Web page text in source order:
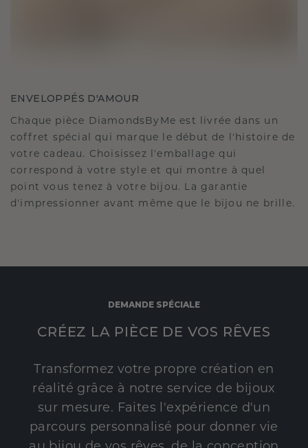
ENVELOPPÉS D'AMOUR
Chaque pièce DiamondsByMe est livrée dans un
coffret spécial qui marque le début de l'histoire de
votre cadeau. Choisissez l'emballage qui
correspond à votre style et qui montre à quel
point vous tenez à votre bijou. La garantie
d'impressionner avant même que le bijou ne brille.
DEMANDE SPÉCIALE
CRÉEZ LA PIÈCE DE VOS RÊVES
Transformez votre propre création en
réalité grâce à notre service de bijoux
sur mesure. Faites l'expérience d'un
parcours personnalisé pour donner vie